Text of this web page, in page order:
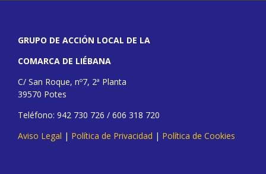
GRUPO DE ACCIÓN LOCAL DE LA
COMARCA DE LIÉBANA
C/ San Roque, nº7, 2ª Planta
39570 Potes
Teléfono: 942 730 726 / 606 318 720
Aviso Legal | Política de Privacidad | Política de Cookies